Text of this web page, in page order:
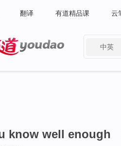
翻译 有道精品课 云
中英
know well enough